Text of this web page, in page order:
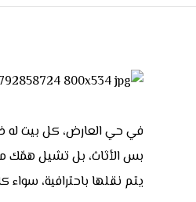
في حي العارض، كل بيت له
بس الأثاث، بل تشيل همّك
يتم نقلها باحترافية،